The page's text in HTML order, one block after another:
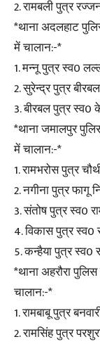
2. रामबली पुत्र
*थाना अदलहाट
में चालान:-*
1. मन्नू पुत्र स्व0
2. सुरेन्द्र पुत्र
3. बीरबल पुत्र स्व0
*थाना जमालपुर
में चालान:-*
1. रामभरोस पुत्र
2. नगीना पुत्र फागू
3. संतोष पुत्र स्व0
4. विकास पुत्र स्व0
5. कन्हैया पुत्र स्व0
*थाना अहरौरा
चालान:-*
1. रामबाबू पुत्र
2. रामसिंह पुत्र